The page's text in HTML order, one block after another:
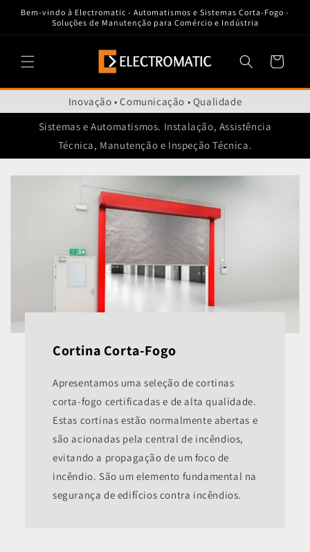
para o
conteúdo
Bem-vindo à Electromatic - Automatismos e Sistemas Corta-Fogo -
Soluções de Manutenção para Comércio e Indústria
Carrinho
Inovação • Comunicação • Qualidade
Sistemas e Automatismos. Instalação, Assistência
Técnica, Manutenção e Inspeção Técnica.
Cortina Corta-Fogo
Apresentamos uma seleção de cortinas
corta-fogo certificadas e de alta qualidade.
Estas cortinas estão normalmente abertas e
são acionadas pela central de incêndios,
evitando a propagação de um foco de
incêndio. São um elemento fundamental na
segurança de edifícios contra incêndios.